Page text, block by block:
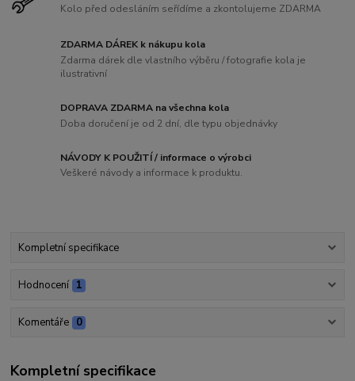
Kolo před odesláním seřídíme a zkontolujeme ZDARMA
ZDARMA DÁREK k nákupu kola
Zdarma dárek dle vlastního výběru / fotografie kola je
ilustrativní
DOPRAVA ZDARMA na všechna kola
Doba doručení je od 2 dní, dle typu objednávky
NÁVODY K POUŽITÍ / informace o výrobci
Veškeré návody a informace k produktu.
Kompletní specifikace
Hodnocení 1
Komentáře 0
Kompletní specifikace